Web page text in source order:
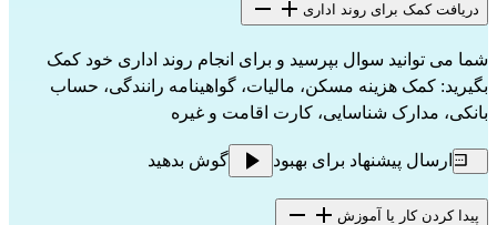
دریافت کمک برای روند اداری
شما می توانید سوال بپرسید و برای انجام روند اداری خود کمک
بگیرید: کمک هزینه مسکن، مالیات، گواهینامه رانندگی، حساب
بانکی، مدارک شناسایی، کارت اقامت و غیره
ارسال پیشنهاد برای بهبود گوش بدهید
پیدا کردن کار یا آموزش